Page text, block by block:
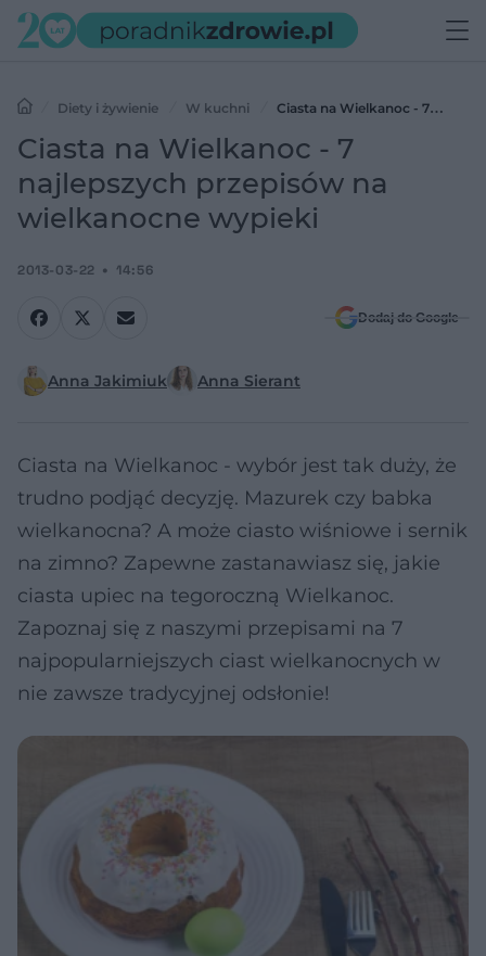
Diety i żywienie W kuchni
Ciasta na Wielkanoc - 7
najlepszych przepisów na wielkanocne wypieki
Ciasta na Wielkanoc - 7
najlepszych przepisów na
wielkanocne wypieki
2013-03-22 14:56
Dodaj do Google
Anna Jakimiuk Anna Sierant
Ciasta na Wielkanoc - wybór jest tak duży, że
trudno podjąć decyzję. Mazurek czy babka
wielkanocna? A może ciasto wiśniowe i sernik
na zimno? Zapewne zastanawiasz się, jakie
ciasta upiec na tegoroczną Wielkanoc.
Zapoznaj się z naszymi przepisami na 7
najpopularniejszych ciast wielkanocnych w
nie zawsze tradycyjnej odsłonie!